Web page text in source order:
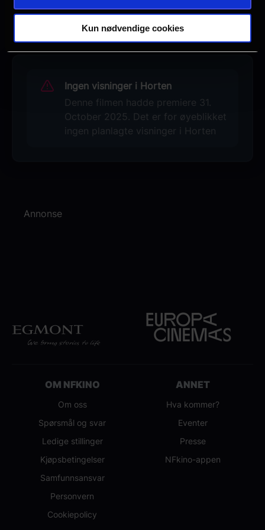
Kun nødvendige cookiesSe galleri
Ingen visninger i Horten
Denne filmen hadde premiere 31.
October 2025. Det er for øyeblikket
ingen planlagte visninger i Horten
Annonse
OM NFKINO
Om oss
Spørsmål og svar
Ledige stillinger
Kjøpsbetingelser
Samfunnsansvar
Personvern
Cookiepolicy
ANNET
Hva kommer?
Eventer
Presse
NFkino-appen